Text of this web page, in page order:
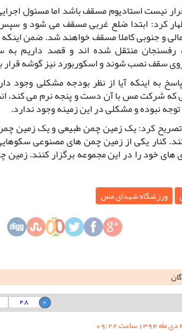
نیست استادیوم مسقف باشد اما مسئول
کرد: ابتدا ضلع غربی مسقف می شود و
و جنوبی کاملا مسقف خواهند شد. ضمن
رفسنجان منتقل شده اند و قصد داریم
سقف نصب شوند و اسکوربورد نیز گوشه قرار
به اینکه آیا از نظر بودجه مشکلی وجود
که شرکت مس با آن دست و پنجه نرم می کند،
نبوده و مشکلی در این زمینه وجود ندارد.
تصریح کرد: یک زمین چمن طبیعی و یک زمین
کنار یکی از زمین چمن های مصنوعی
ورزشگاه شهدای مس
28